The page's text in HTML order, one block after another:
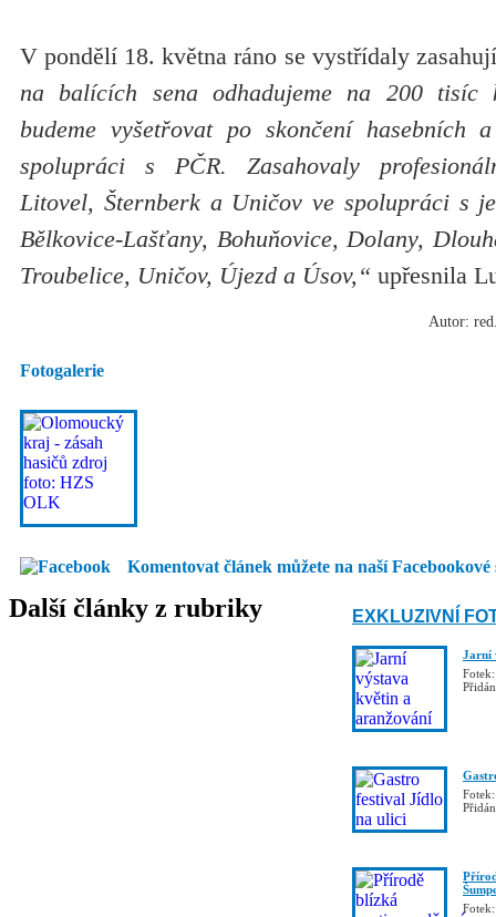
V pondělí 18. května ráno se vystřídaly
na balících sena odhadujeme na 200 tisíc
budeme vyšetřovat po skončení hasebních
spolupráci s PČR. Zasahovaly
Litovel, Šternberk a Uničov ve spolupráci s
Bělkovice-Lašťany, Bohuňovice, Dolany,
Troubelice, Uničov, Újezd a Úsov,“ upřesnila
Autor:
Fotogalerie
Komentovat článek můžete na naší Facebookové
Další články z rubriky EXKLUZIVNÍ
Jarní